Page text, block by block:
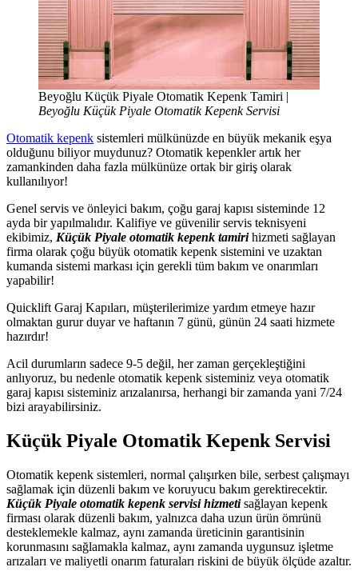
Beyoğlu Küçük Piyale Otomatik Kepenk Tamiri |
Beyoğlu Küçük Piyale Otomatik Kepenk Servisi
Otomatik kepenk sistemleri mülkünüzde en büyük mekanik eşya
olduğunu biliyor muydunuz? Otomatik kepenkler artık her
zamankinden daha fazla mülkünüze ortak bir giriş olarak
kullanılıyor!
Genel servis ve önleyici bakım, çoğu garaj kapısı sisteminde 12
ayda bir yapılmalıdır. Kalifiye ve güvenilir servis teknisyeni
ekibimiz, Küçük Piyale otomatik kepenk tamirihizmeti sağlayan
firma olarak çoğu büyük otomatik kepenk sistemini ve uzaktan
kumanda sistemi markası için gerekli tüm bakım ve onarımları
yapabilir!
Quicklift Garaj Kapıları, müşterilerimize yardım etmeye hazır
olmaktan gurur duyar ve haftanın 7 günü, günün 24 saati hizmete
hazırdır!
Acil durumların sadece 9-5 değil, her zaman gerçekleştiğini
anlıyoruz, bu nedenle otomatik kepenk sisteminiz veya otomatik
garaj kapısı sisteminiz arızalanırsa, herhangi bir zamanda yani 7/24
bizi arayabilirsiniz.
Küçük Piyale Otomatik Kepenk Servisi
Otomatik kepenk sistemleri, normal çalışırken bile, serbest çalışmayı
sağlamak için düzenli bakım ve koruyucu bakım gerektirecektir.
Küçük Piyale otomatik kepenk servisi hizmetisağlayan kepenk
firması olarak düzenli bakım, yalnızca daha uzun ürün ömrünü
desteklemekle kalmaz, aynı zamanda üreticinin garantisinin
korunmasını sağlamakla kalmaz, aynı zamanda uygunsuz işletme
arızaları ve maliyetli onarım faturaları riskini de büyük ölçüde azaltır.